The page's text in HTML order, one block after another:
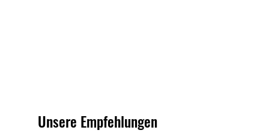
Unsere Empfehlungen